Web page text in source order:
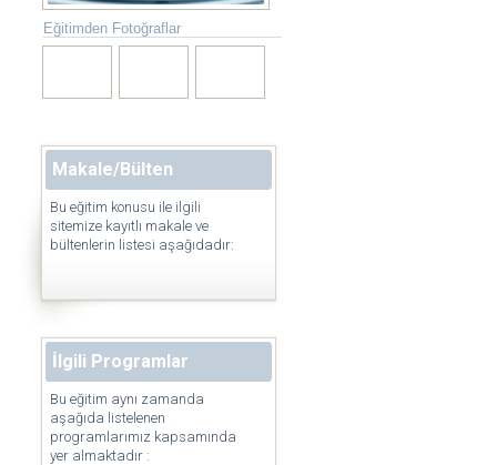
Eğitimden Fotoğraflar
Makale/Bülten
Bu eğitim konusu ile ilgili
sitemize kayıtlı makale ve
bültenlerin listesi aşağıdadır:
İlgili Programlar
Bu eğitim aynı zamanda
aşağıda listelenen
programlarımız kapsamında
yer almaktadır :